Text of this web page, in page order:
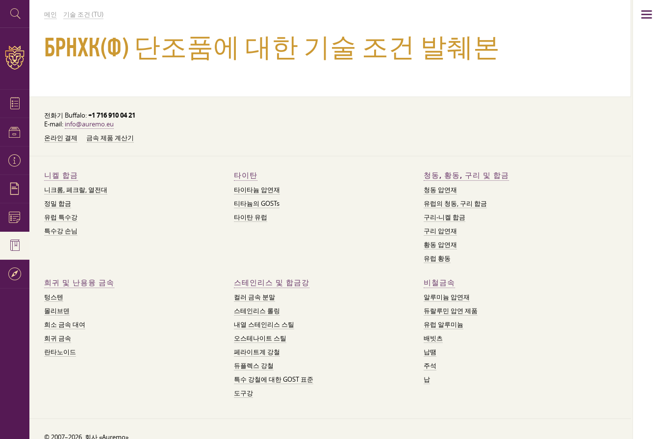
메인 기술 조건 (TU)
БРНХК(Ф) 단조품에 대한 기술 조건 발췌본
전화기 Buffalo:+1 716 910 04 21
E-mail: info@auremo.eu
온라인 결제
금속 제품 계산기
니켈 합금
니크롬, 페크랄, 열전대
정밀 합금
유럽 특수강
특수강 손님
타이탄
타이타늄 압연재
티타늄의 GOSTs
타이탄 유럽
청동, 황동, 구리 및 합금
청동 압연재
유럽의 청동, 구리 합금
구리-니켈 합금
구리 압연재
황동 압연재
유럽 황동
희귀 및 난용융 금속
텅스텐
몰리브덴
희소 금속 대여
희귀 금속
란타노이드
스테인리스 및 합금강
컬러 금속 분말
스테인리스 롤링
내열 스테인리스 스틸
오스테나이트 스틸
페라이트계 강철
듀플렉스 강철
특수 강철에 대한 GOST 표준
도구강
비철금속
알루미늄 압연재
듀랄루민 압연 제품
유럽 알루미늄
배빗츠
납땜
주석
납
© 2007–2026. 회사 «Auremo».